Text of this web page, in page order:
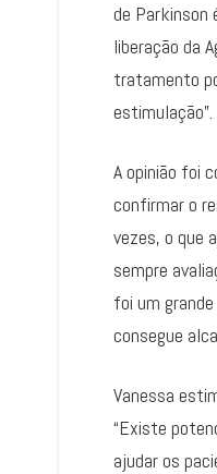
de Parkinson
liberação da
tratamento
estimulação”.
A opinião foi
confirmar o
vezes, o que
sempre
foi um
consegue
Vanessa
“Existe
ajudar os